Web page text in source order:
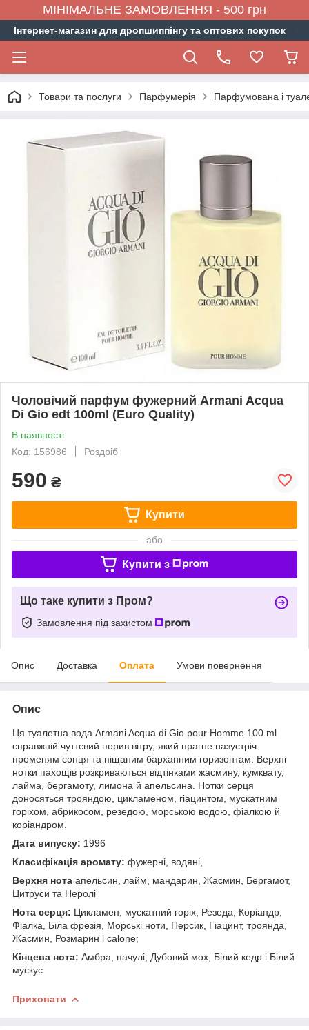
МІНІМАЛЬНЕ ЗАМОВЛЕННЯ - 500 грн
Інтернет-магазин для дропшиппінгу та оптових покупок
Товари та послуги Парфумерія Парфумована і
Чоловічий парфум фужерний Armani Acqua
Di Gio edt 100ml (Euro Quality)
В наявності
Код: 156986
Роздріб
590 ₴
Купити
або
Купити з
Що таке купити з Пром?
Замовлення під захистом
Опис Доставка Оплата Умови повернення
Опис
Ця туалетна вода Armani Acqua di Gio pour Homme 100 ml
справжній чуттєвий порив вітру, який прагне назустріч
променям сонця та піщаним барханним горизонтам. Верхні
нотки пахощів розкриваються відтінками жасмину, кумквату,
лайма, бергамоту, лимона й апельсина. Нотки серця
доносяться трояндою, цикламеном, гіацинтом, мускатним
горіхом, абрикосом, резедою, морською водою, фіалкою й
коріандром.
Дата випуску: 1996
Класифікація аромату: фужерні, водяні,
Верхня нота апельсин, лайм, мандарин, Жасмин, Бергамот,
Цитруси та Неролі
Нота серця: Цикламен, мускатний горіх, Резеда, Коріандр,
Фіалка, Біла фрезія, Морські ноти, Персик, Гіацинт, троянда,
Жасмин, Розмарин і calone;
Кінцева нота: Амбра, пачулі, Дубовий мох, Білий кедр і Білий
мускус
Приховати